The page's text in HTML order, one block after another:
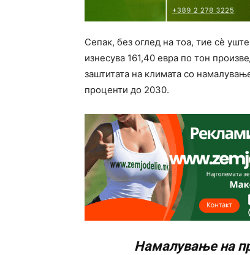
Сепак, без оглед на тоа, тие сè
изнесува 161,40 евра по тон
заштитата на климата со
проценти до 2030.
Намалување на